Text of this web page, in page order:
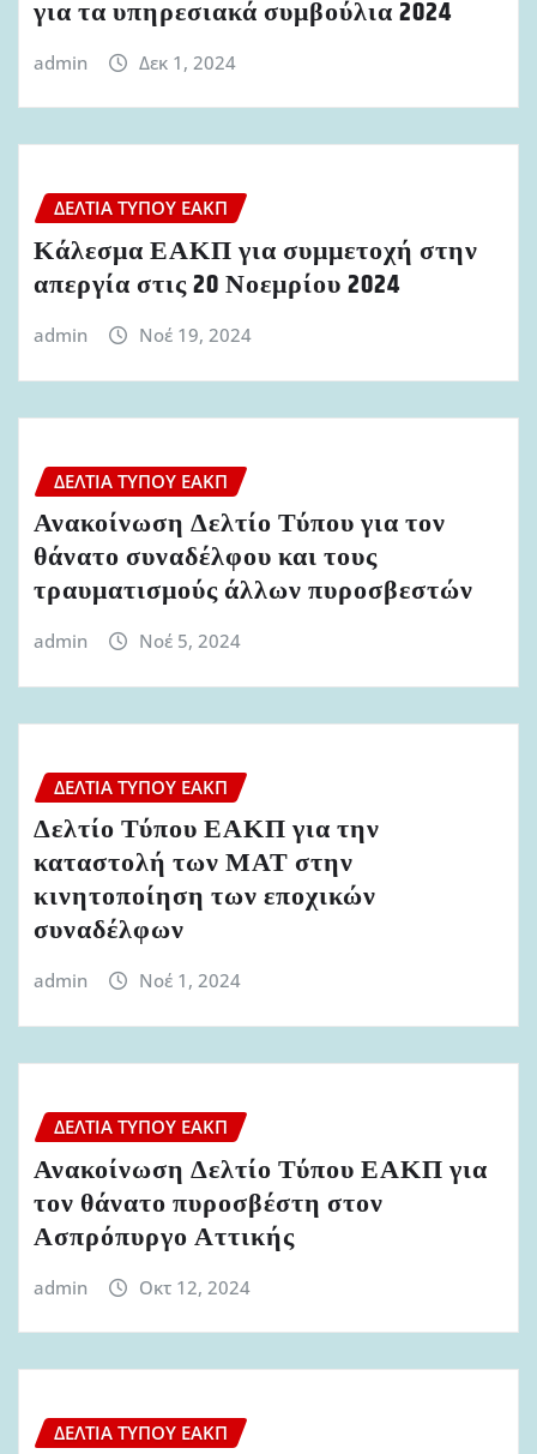
για τα υπηρεσιακά συμβούλια 2024
admin Δεκ 1, 2024
ΔΕΛΤΊΑ ΤΎΠΟΥ ΕΑΚΠ
Κάλεσμα ΕΑΚΠ για συμμετοχή στην
απεργία στις 20 Νοεμρίου 2024
admin Νοέ 19, 2024
ΔΕΛΤΊΑ ΤΎΠΟΥ ΕΑΚΠ
Ανακοίνωση Δελτίο Τύπου για τον
θάνατο συναδέλφου και τους
τραυματισμούς άλλων πυροσβεστών
admin Νοέ 5, 2024
ΔΕΛΤΊΑ ΤΎΠΟΥ ΕΑΚΠ
Δελτίο Τύπου ΕΑΚΠ για την
καταστολή των ΜΑΤ στην
κινητοποίηση των εποχικών
συναδέλφων
admin Νοέ 1, 2024
ΔΕΛΤΊΑ ΤΎΠΟΥ ΕΑΚΠ
Ανακοίνωση Δελτίο Τύπου ΕΑΚΠ για
τον θάνατο πυροσβέστη στον
Ασπρόπυργο Αττικής
admin Οκτ 12, 2024
ΔΕΛΤΊΑ ΤΎΠΟΥ ΕΑΚΠ